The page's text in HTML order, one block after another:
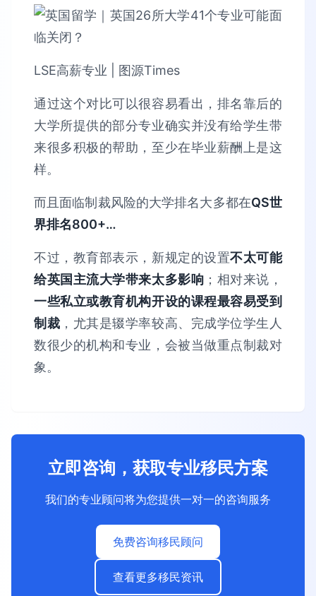
LSE高薪专业 | 图源Times
通过这个对比可以很容易看出，排名靠后的
大学所提供的部分专业确实并没有给学生带
来很多积极的帮助，至少在毕业薪酬上是这
样。
而且面临制裁风险的大学排名大多都在QS世
界排名800+…
不过，教育部表示，新规定的设置不太可能
给英国主流大学带来太多影响 ；相对来说，
一些私立或教育机构开设的课程最容易受到
制裁 ，尤其是辍学率较高、完成学位学生人
数很少的机构和专业，会被当做重点制裁对
象。
立即咨询，获取专业移民方案
我们的专业顾问将为您提供一对一的咨询服务
免费咨询移民顾问
查看更多移民资讯